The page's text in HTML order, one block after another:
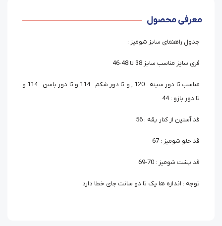
معرفی محصول
جدول راهنمای سایز شومیز :
فری سایز مناسب سایز 38 تا 48-46
مناسب تا دور سینه : 120 , و تا دور شکم : 114 و تا دور باسن : 114 و
تا دور بازو : 44
قد آستین از کنار یقه : 56
قد جلو شومیز : 67
قد پشت شومیز : 70-69
توجه : اندازه ها یک تا دو سانت جای خطا دارد